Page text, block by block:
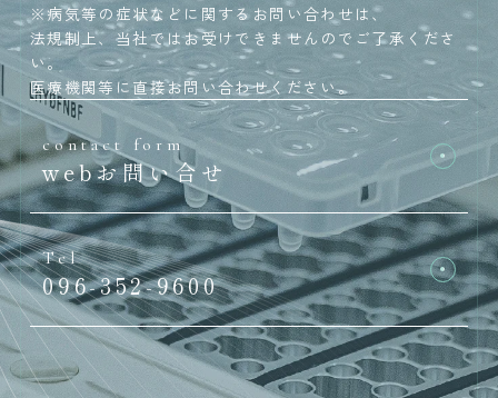
※病気等の症状などに関するお問い合わせは、
法規制上、当社ではお受けできませんのでご了承くださ
い。
医療機関等に直接お問い合わせください。
contact form
webお問い合せ
Tel
096-352-9600